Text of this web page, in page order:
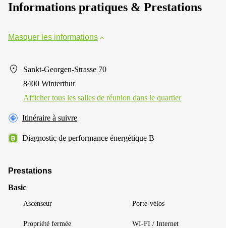
Informations pratiques & Prestations
Masquer les informations
Sankt-Georgen-Strasse 70
8400 Winterthur
Afficher tous les salles de réunion dans le quartier
Itinéraire à suivre
Diagnostic de performance énergétique B
Prestations
Basic
Ascenseur Porte-vélos
Propriété fermée WI-FI / Internet